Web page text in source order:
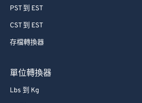
PST 到 EST
CST 到 EST
存檔轉換器
單位轉換器
Lbs 到 Kg